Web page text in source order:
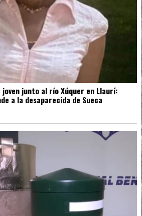
joven junto al río Xúquer en Llaurí:
a la desaparecida de Sueca